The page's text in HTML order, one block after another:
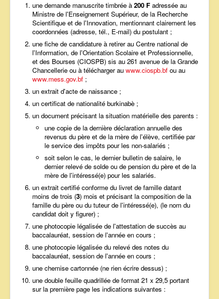
une demande manuscrite timbrée à200 F adressée au
Ministre de l'Enseignement Supérieur, de la Recherche
Scientifique et de l'Innovation, mentionnant clairement les
coordonnées (adresse, tél., E-mail) du postulant ;
une fiche de candidature à retirer au Centre national de
l'Information, de l'Orientation Scolaire et Professionnelle,
et des Bourses (CIOSPB) sis au 261 avenue de la Grande
Chancellerie ou à télécharger au www.ciospb.bf ou au
www.mess.gov.bf ;
un extrait d'acte de naissance ;
un certificat de nationalité burkinabè ;
un document précisant la situation matérielle des parents :
une copie de la dernière déclaration annuelle des
revenus du père et de la mère de l'élève, certifiée par
le service des impôts pour les non-salariés ;
soit selon le cas, le dernier bulletin de salaire, le
dernier relevé de solde ou de pension du père et de la
mère de l'intéressé(e) pour les salariés.
un extrait certifié conforme du livret de famille datant
moins de trois (3) mois et précisant la composition de la
famille du père ou du tuteur de l'intéressé(e), (le nom du
candidat doit y figurer) ;
une photocopie légalisée de l'attestation de succès au
baccalauréat, session de l'année en cours ;
une photocopie légalisée du relevé des notes du
baccalauréat, session de l'année en cours ;
une chemise cartonnée (ne rien écrire dessus) ;
une double feuille quadrillée de format 21 x 29,5 portant
sur la première page les indications suivantes :